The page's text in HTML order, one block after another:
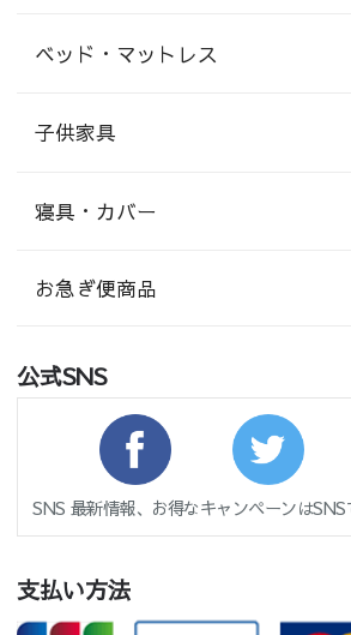
ベッド・マットレス
子供家具
寝具・カバー
お急ぎ便商品
公式SNS
SNS 最新情報、お得なキャンペーンはSNS
支払い方法